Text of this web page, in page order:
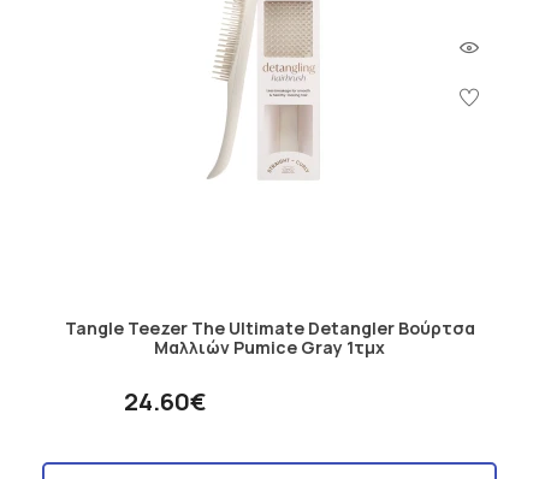
Tangle Teezer The Ultimate Detangler Βούρτσα
Μαλλιών Pumice Gray 1τμχ
24.60€